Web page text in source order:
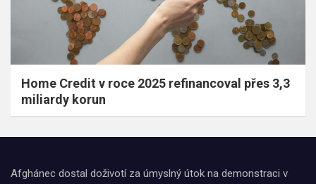
Home Credit v roce 2025 refinancoval přes 3,3
miliardy korun
Afghánec dostal doživotí za úmyslný útok na demonstraci v